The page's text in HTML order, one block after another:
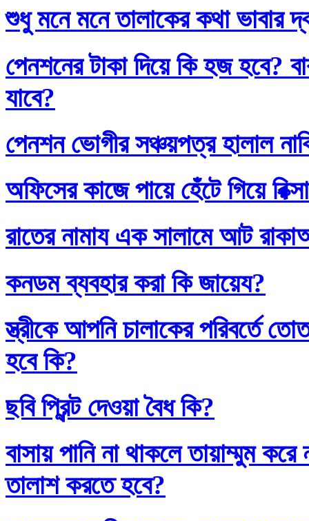
শুধু মনে মনে তালাকের কথা ভাবার
পেনশনের টাকা দিয়ে কি হজ হবে?
যাবে?
পেনশন ভোগীর সঞ্চয়পত্র হালাল
অফিসের কাজে পায়ে হেঁটে গিয়ে
রাতের নামায এক সালামে আট
কনডম ব্যবহার করা কি জায়েয?
স্ত্রীকে আপনি চালাকের পরিবর্তে
হবে কি?
ছবি প্রিন্ট দেওয়া বৈধ কি?
বাসায় পানি না থাকলে তায়াম্মুম
তালাশ করতে হবে?